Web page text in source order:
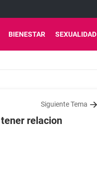
BIENESTAR SEXUALIDAD
Siguiente Tema
relacion